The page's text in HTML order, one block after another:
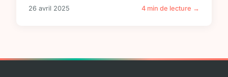
26 avril 2025 4 min de lecture →